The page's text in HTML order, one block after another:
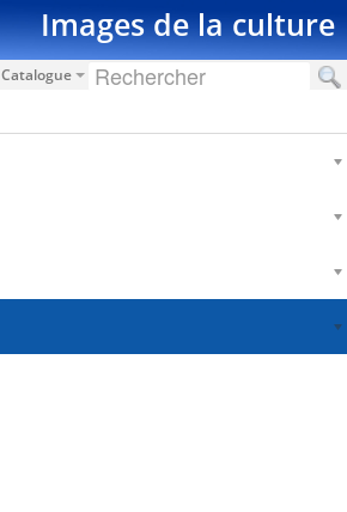
Images de la culture
Catalogue